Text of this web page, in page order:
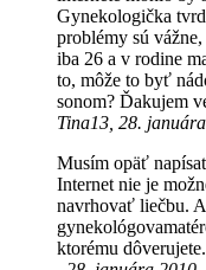
Gynekologička
problémy sú
iba 26 a v rodine
to, môže to byť
sonom? Ďakujem
Tina13, 28.
Musím opäť
Internet nie je
navrhovať liečbu.
ktorému